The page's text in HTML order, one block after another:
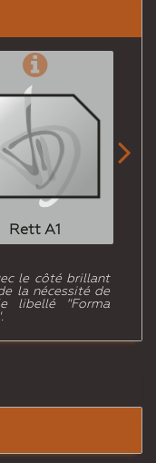
Rett A1

le côté brillant
la nécessité de
libellé "Forma